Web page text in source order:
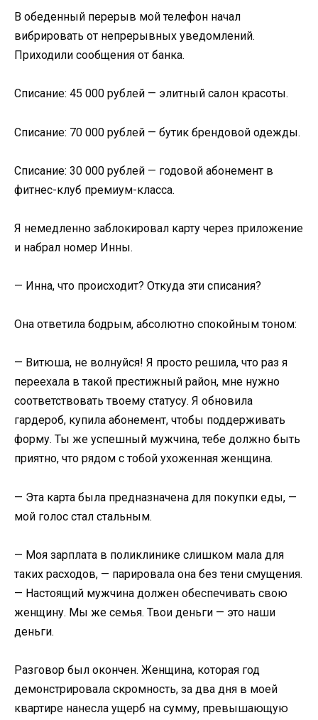
В обеденный перерыв мой телефон начал
вибрировать от непрерывных уведомлений.
Приходили сообщения от банка.
Списание: 45 000 рублей — элитный салон красоты.
Списание: 70 000 рублей — бутик брендовой одежды.
Списание: 30 000 рублей — годовой абонемент в
фитнес-клуб премиум-класса.
Я немедленно заблокировал карту через приложение
и набрал номер Инны.
— Инна, что происходит? Откуда эти списания?
Она ответила бодрым, абсолютно спокойным тоном:
— Витюша, не волнуйся! Я просто решила, что раз я
переехала в такой престижный район, мне нужно
соответствовать твоему статусу. Я обновила
гардероб, купила абонемент, чтобы поддерживать
форму. Ты же успешный мужчина, тебе должно быть
приятно, что рядом с тобой ухоженная женщина.
— Эта карта была предназначена для покупки еды, —
мой голос стал стальным.
— Моя зарплата в поликлинике слишком мала для
таких расходов, — парировала она без тени смущения.
— Настоящий мужчина должен обеспечивать свою
женщину. Мы же семья. Твои деньги — это наши
деньги.
Разговор был окончен. Женщина, которая год
демонстрировала скромность, за два дня в моей
квартире нанесла ущерб на сумму, превышающую